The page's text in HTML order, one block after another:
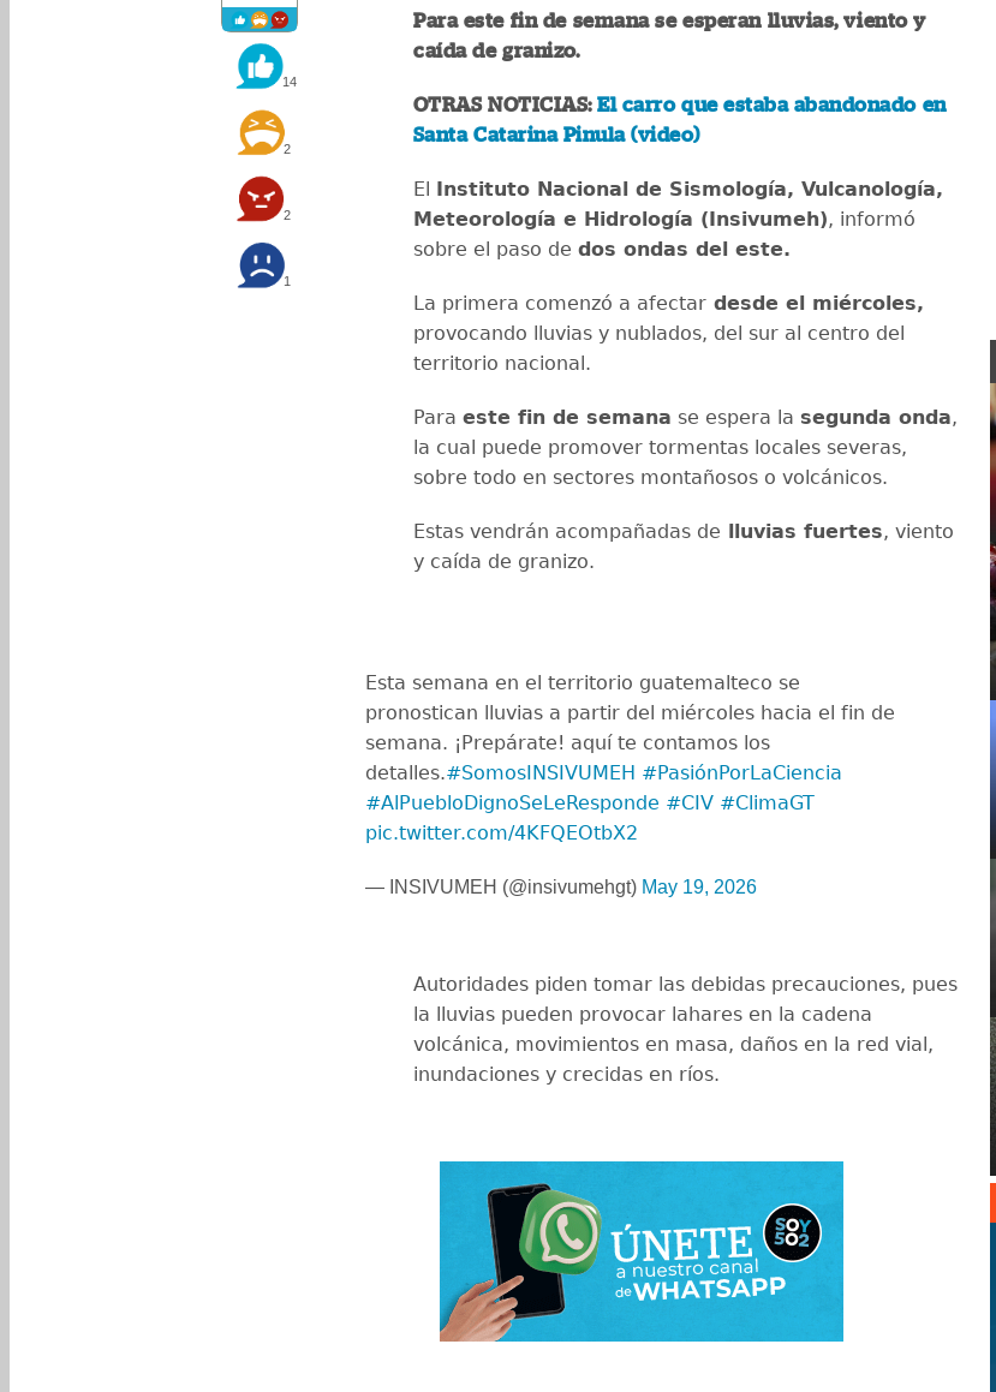
14
2
2
1
Para este fin de semana se esperan lluvias, viento y
caída de granizo.
OTRAS NOTICIAS:El carro que estaba abandonado en
Santa Catarina Pinula (video)
El Instituto Nacional de Sismología, Vulcanología,
Meteorología e Hidrología (Insivumeh), informó
sobre el paso de dos ondas del este.
La primera comenzó a afectar desde el miércoles,
provocando lluvias y nublados, del sur al centro del
territorio nacional.
Para este fin de semana se espera la segunda onda,
la cual puede promover tormentas locales severas,
sobre todo en sectores montañosos o volcánicos.
Estas vendrán acompañadas de lluvias fuertes, viento
y caída de granizo.
Esta semana en el territorio guatemalteco se
pronostican lluvias a partir del miércoles hacia el fin de
semana. ¡Prepárate! aquí te contamos los
detalles.#SomosINSIVUMEH #PasiónPorLaCiencia
#AlPuebloDignoSeLeResponde #CIV #ClimaGT
pic.twitter.com/4KFQEOtbX2
— INSIVUMEH (@insivumehgt) May 19, 2026
Autoridades piden tomar las debidas precauciones, pues
la lluvias pueden provocar lahares en la cadena
volcánica, movimientos en masa, daños en la red vial,
inundaciones y crecidas en ríos.